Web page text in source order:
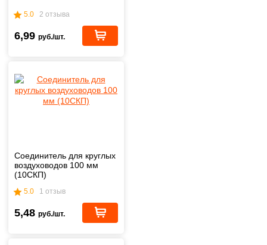
5.0 2 отзыва
6,99 руб./шт.
Соединитель для круглых
воздуховодов 100 мм
(10СКП)
5.0 1 отзыв
5,48 руб./шт.